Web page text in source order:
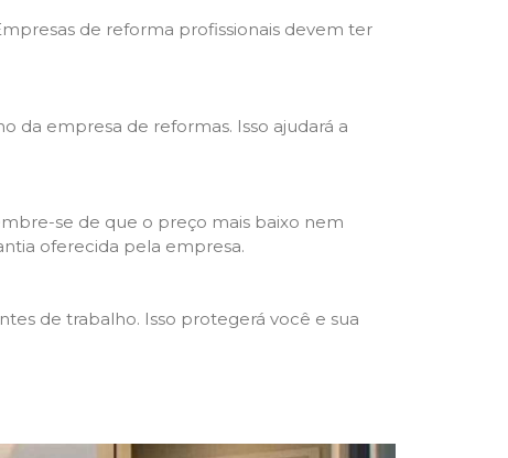
de reforma profissionais devem ter
da empresa de reformas. Isso ajudará a
se de que o preço mais baixo nem
oferecida pela empresa.
de trabalho. Isso protegerá você e sua